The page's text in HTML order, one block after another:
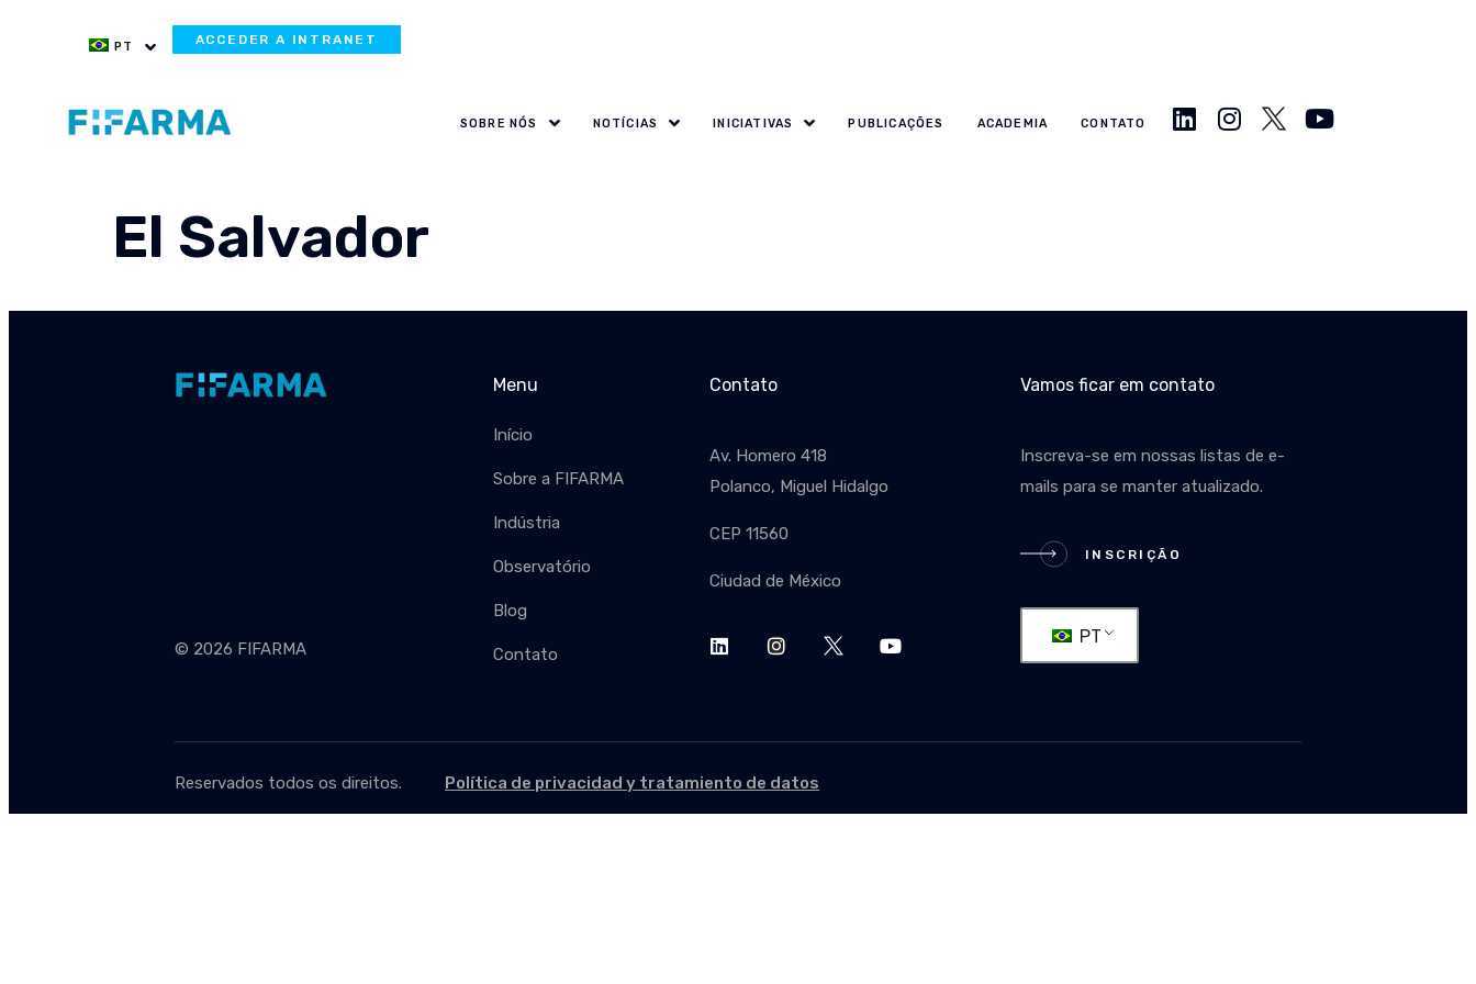
PT ACCEDER A INTRANET
SOBRE NÓS NOTÍCIAS INICIATIVAS PUBLICAÇÕES ACADEMIA CONTATO
El Salvador
© 2026 FIFARMA
Menu
Início
Sobre a FIFARMA
Indústria
Observatório
Blog
Contato
Contato
Av. Homero 418
Polanco, Miguel Hidalgo
CEP 11560
Ciudad de México
Vamos ficar em contato
Inscreva-se em nossas listas de e-
mails para se manter atualizado.
INSCRIÇÃO
PT
Reservados todos os direitos. Política de privacidad y tratamiento de datos